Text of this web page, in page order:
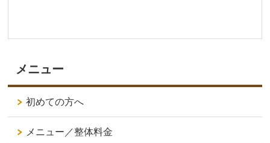
メニュー
初めての方へ
メニュー／整体料金